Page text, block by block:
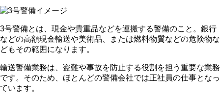
3号警備とは、現金や貴重品などを運搬する警備のこと。銀行
などの高額現金輸送や美術品、または燃料物質などの危険物な
どもその範囲になります。
輸送警備業務は、盗難や事故を防止する役割を担う重要な業務
です。そのため、ほとんどの警備会社では正社員の仕事となっ
ています。